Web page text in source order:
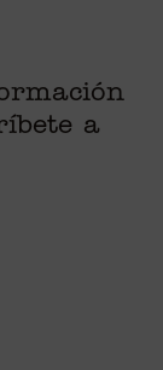
a